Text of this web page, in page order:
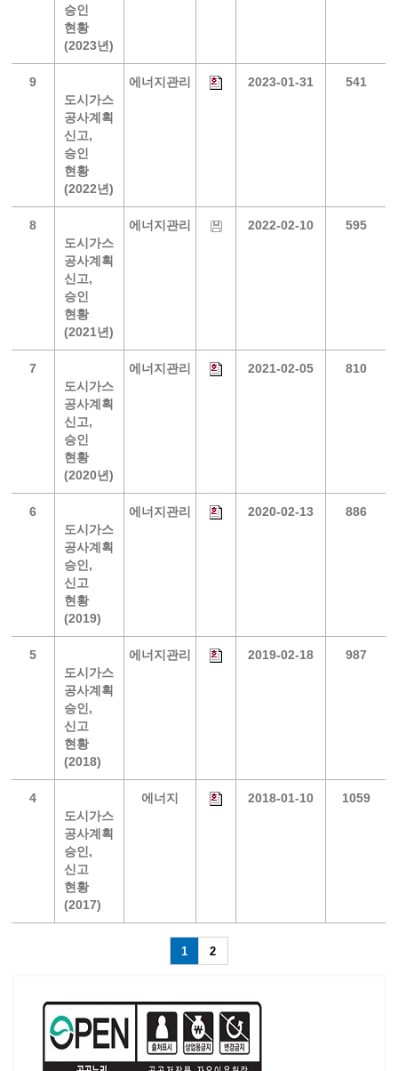
승인
현황
(2023년)
9
도시가스
공사계획
신고,
승인
현황
(2022년)
에너지관리 2023-01-31 541
8
도시가스
공사계획
신고,
승인
현황
(2021년)
에너지관리 2022-02-10 595
7
도시가스
공사계획
신고,
승인
현황
(2020년)
에너지관리 2021-02-05 810
6
도시가스
공사계획
승인,
신고
현황
(2019)
에너지관리 2020-02-13 886
5
도시가스
공사계획
승인,
신고
현황
(2018)
에너지관리 2019-02-18 987
4
도시가스
공사계획
승인,
신고
현황
(2017)
에너지 2018-01-10 1059
1 2